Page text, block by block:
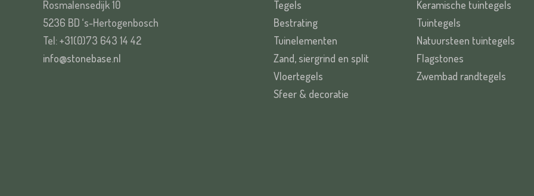
Rosmalensedijk 10
5236 BD ‘s-Hertogenbosch
Tel: +31(0)73 643 14 42
info@stonebase.nl
Tegels
Bestrating
Tuinelementen
Zand, siergrind en split
Vloertegels
Sfeer & decoratie
Keramische tuintegels
Tuintegels
Natuursteen tuintegels
Flagstones
Zwembad randtegels